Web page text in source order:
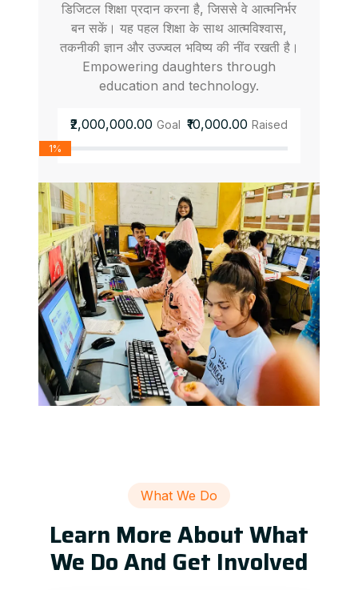
डिजिटल शिक्षा प्रदान करना है, जिससे वे आत्मनिर्भर
बन सकें। यह पहल शिक्षा के साथ आत्मविश्वास,
तकनीकी ज्ञान और उज्ज्वल भविष्य की नींव रखती है।
Empowering daughters through
education and technology.
₹2,000,000.00 Goal ₹10,000.00 Raised
1%
What We Do
Learn More About What
We Do And Get Involved